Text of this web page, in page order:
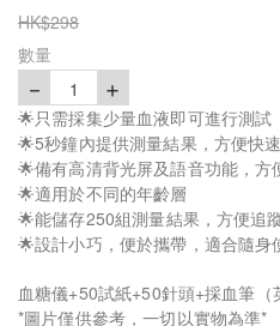
HK$298
數量
－ 1 ＋
🌟只需採集少量血液即可進行測試
🌟5秒鐘內提供測量結果，方便快
🌟備有高清背光屏及語音功能，方
🌟適用於不同的年齡層
🌟能儲存250組測量結果，方便追
🌟設計小巧，便於攜帶，適合隨身
血糖儀+50試紙+50針頭+採血筆（
*圖片僅供參考，一切以實物為準*